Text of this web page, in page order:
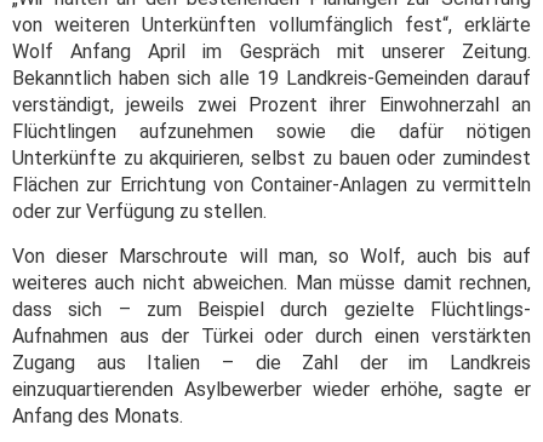
von weiteren Unterkünften vollumfänglich fest“, erklärte
Wolf Anfang April im Gespräch mit unserer Zeitung.
Bekanntlich haben sich alle 19 Landkreis-Gemeinden darauf
verständigt, jeweils zwei Prozent ihrer Einwohnerzahl an
Flüchtlingen aufzunehmen sowie die dafür nötigen
Unterkünfte zu akquirieren, selbst zu bauen oder zumindest
Flächen zur Errichtung von Container-Anlagen zu vermitteln
oder zur Verfügung zu stellen.
Von dieser Marschroute will man, so Wolf, auch bis auf
weiteres auch nicht abweichen. Man müsse damit rechnen,
dass sich – zum Beispiel durch gezielte Flüchtlings-
Aufnahmen aus der Türkei oder durch einen verstärkten
Zugang aus Italien – die Zahl der im Landkreis
einzuquartierenden Asylbewerber wieder erhöhe, sagte er
Anfang des Monats.